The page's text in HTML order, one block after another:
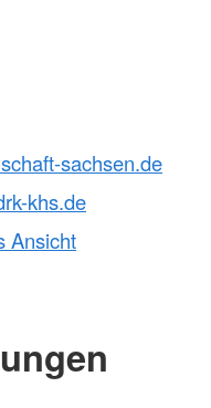
sachsen.de
khs.de
Ansicht